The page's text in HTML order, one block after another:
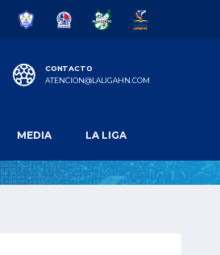
CONTACTO
ATENCION@LALIGAHN.COM
MEDIA LA LIGA